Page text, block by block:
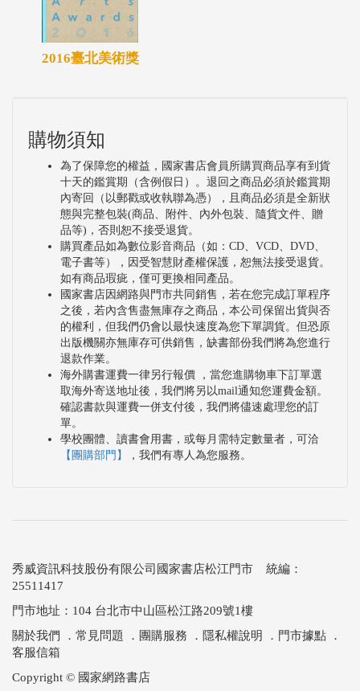
2016臺北美術獎
購物須知
為了保障您的權益，國家書店會員所購買商品享有到貨
十天的鑑賞期（含例假日）。退回之商品必須於鑑賞期
內寄回（以郵戳或收執聯為憑），且商品必須是全新狀
態與完整包裝(商品、附件、內外包裝、隨貨文件、贈
品等)，否則恕不接受退貨。
購買產品如為數位影音商品（如：CD、VCD、DVD、
電子書等），因受智慧財產權保護，恕無法接受退貨。
如有商品瑕疵，僅可更換相同產品。
國家書店因網路與門市共同銷售，若在您完成訂單程序
之後，若內含售盡無庫存之商品，本公司保留出貨與否
的權利，但我們仍會以最快速度為您下單調貨。但恐原
出版機關亦無庫存可供銷售，缺書部份我們將為您進行
退款作業。
海外購書運費一律另行報價 ，當您進購物車下訂單選
取海外寄送地址後，我們將另以mail通知您運費金額。
確認書款與運費一併支付後，我們將儘速處理您的訂
單。
學校團體、讀書會用書，或每月需特定數量者，可洽
【團購部門】
，我們有專人為您服務。
秀威資訊科技股份有限公司國家書店松江門市 統編：
25511417
門市地址：104 台北市中山區松江路209號1樓
關於我們
． 常見問題 ． 團購服務 ． 隱私權說明 ． 門市據點 ．
客服信箱
Copyright © 國家網路書店